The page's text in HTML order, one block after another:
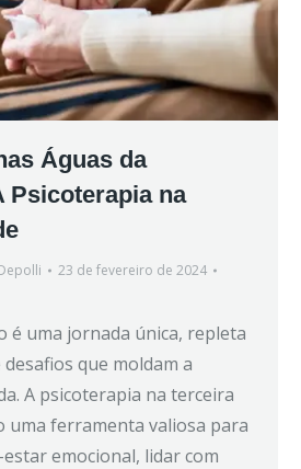
Águas da
Psicoterapia na
23 de fevereiro de 2024
é uma jornada única, repleta
que moldam a
A psicoterapia na terceira
uma ferramenta valiosa para
emocional, lidar com